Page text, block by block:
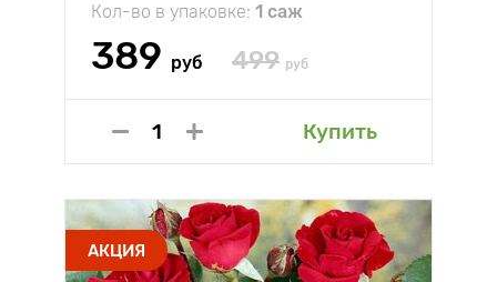
Кол-во в упаковке: 1 саж
389 руб 499 руб
Купить
АКЦИЯ